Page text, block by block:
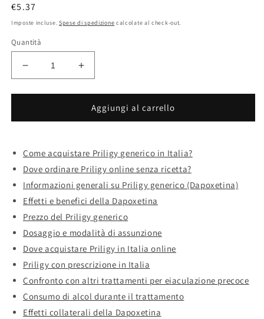
Prezzo
di
€5.37
Imposte incluse. Spese di spedizione calcolate al check-out.
Quantità
Diminuisci
quantità
per
priligy
senza
ricetta
Aumenta
quantità
per
Acquisto
priligy
senza
ricetta
Aggiungi al carrello
Come acquistare Priligy generico in Italia?
Dove ordinare Priligy online senza ricetta?
Informazioni generali su Priligy generico (Dapoxetina)
Effetti e benefici della Dapoxetina
Prezzo del Priligy generico
Dosaggio e modalità di assunzione
Dove acquistare Priligy in Italia online
Priligy con prescrizione in Italia
Confronto con altri trattamenti per eiaculazione precoce
Consumo di alcol durante il trattamento
Effetti collaterali della Dapoxetina